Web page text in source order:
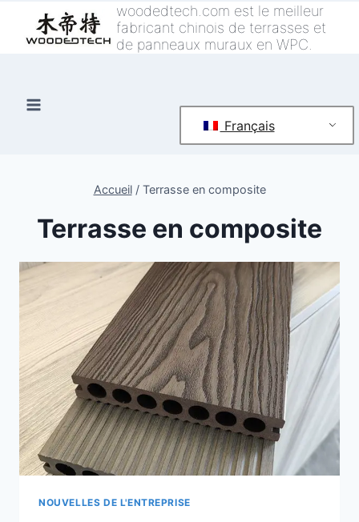
woodedtech.com est le meilleur
fabricant chinois de terrasses et
de panneaux muraux en WPC.
Français
Accueil / Terrasse en composite
Terrasse en composite
NOUVELLES DE L'ENTREPRISE